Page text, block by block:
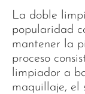
La doble
popularidad
mantener la
proceso
limpiador a
maquillaje, el